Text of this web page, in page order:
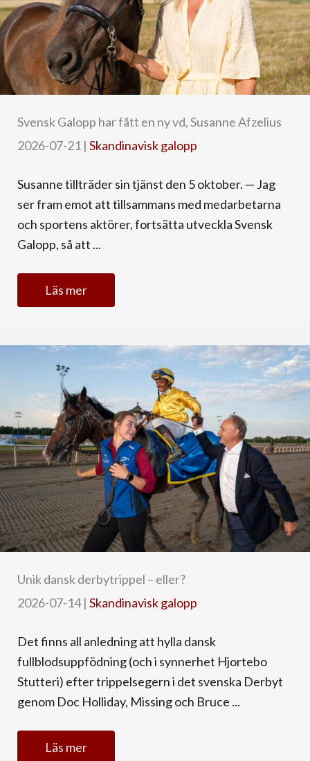
Svensk Galopp har fått en ny vd, Susanne Afzelius
2026-07-21 | Skandinavisk galopp
Susanne tillträder sin tjänst den 5 oktober. — Jag
ser fram emot att tillsammans med medarbetarna
och sportens aktörer, fortsätta utveckla Svensk
Galopp, så att ...
Läs mer
Unik dansk derbytrippel – eller?
2026-07-14| Skandinavisk galopp
Det finns all anledning att hylla dansk
fullblodsuppfödning (och i synnerhet Hjortebo
Stutteri) efter trippelsegern i det svenska Derbyt
genom Doc Holliday, Missing och Bruce ...
Läs mer